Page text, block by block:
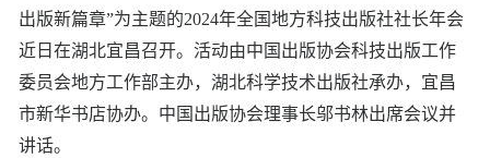
出版新篇章”为主题的2024年全国地方科技出版社社长年会
近日在湖北宜昌召开。活动由中国出版协会科技出版工作
委员会地方工作部主办，湖北科学技术出版社承办，宜昌
市新华书店协办。中国出版协会理事长邬书林出席会议并
讲话。